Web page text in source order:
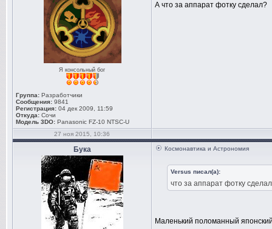
Я консольный бог
Группа: Разработчики
Сообщения: 9841
Регистрация: 04 дек 2009, 11:59
Откуда: Сочи
Модель 3DO: Panasonic FZ-10 NTSC-U
А что за аппарат фотку сделал?
27 ноя 2015, 10:36
Бука Космонавтика и Астрономия
Versus писал(а):
что за аппарат фотку
Маленький поломанный